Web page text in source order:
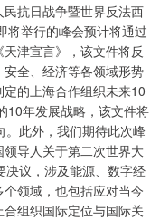
抗日战争暨世界反法西
将举行的峰会预计将通过
津宣言》，该文件将反
全、经济等各领域形势
的上海合作组织未来10
10年发展战略，该文件将
。此外，我们期待此次峰
导人关于第二次世界大
议，涉及能源、数字经
领域，也包括应对当今
组织国际定位与国际关